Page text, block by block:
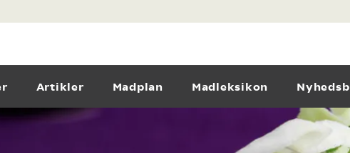
Artikler Madplan Madleksikon